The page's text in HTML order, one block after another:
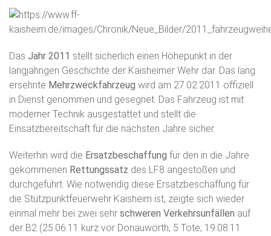
Das Jahr 2011 stellt sicherlich einen Höhepunkt in der
langjährigen Geschichte der Kaisheimer Wehr dar. Das lang
ersehnte Mehrzweckfahrzeug wird am 27.02.2011 offiziell
in Dienst genommen und gesegnet. Das Fahrzeug ist mit
moderner Technik ausgestattet und stellt die
Einsatzbereitschaft für die nächsten Jahre sicher.
Weiterhin wird die Ersatzbeschaffung für den in die Jahre
gekommenen Rettungssatz des LF8 angestoßen und
durchgeführt. Wie notwendig diese Ersatzbeschaffung für
die Stützpunktfeuerwehr Kaisheim ist, zeigte sich wieder
einmal mehr bei zwei sehr schweren Verkehrsunfällen auf
der B2 (25.06.11 kurz vor Donauwörth, 5 Tote; 19.08.11